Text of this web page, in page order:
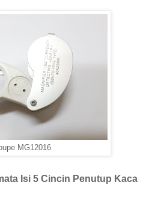
MG12016
Isi 5 Cincin Penutup Kaca